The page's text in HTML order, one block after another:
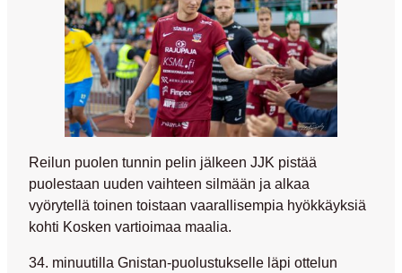
Reilun puolen tunnin pelin jälkeen JJK pistää
puolestaan uuden vaihteen silmään ja alkaa
vyörytellä toinen toistaan vaarallisempia hyökkäyksiä
kohti Kosken vartioimaa maalia.
34. minuutilla Gnistan-puolustukselle läpi ottelun